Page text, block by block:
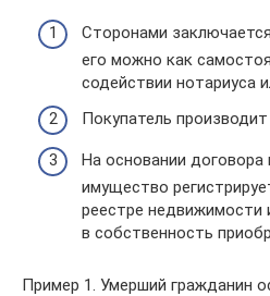
Сторонами
его можно как
содействии нотариуса
Покупатель производит
На основании договора
имущество
реестре недвижимости
в собственность
Пример 1. Умерший гражданин